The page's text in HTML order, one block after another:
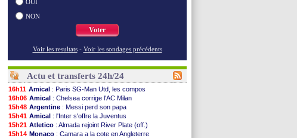
OUI
NON
Voter
Voir les resultats - Voir les sondages précédents
Actu et transferts 24h/24
16h11 Amical : Paris SG-Man Utd, les compos
16h06 Amical : Chelsea corrige l'AC Milan
15h48 Argentine : Messi perd son papa
15h41 Amical : l'Inter s'offre la Juventus
15h21 Atletico : Almada rejoint River Plate (off.)
15h14 Monaco : Camara a la cote en Angleterre